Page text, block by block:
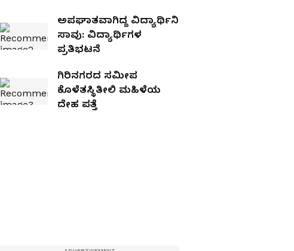
ಅಪಘಾತವಾಗಿದ್ದ ವಿದ್ಯಾರ್ಥಿನಿ
ಸಾವು: ವಿದ್ಯಾರ್ಥಿಗಳ
ಪ್ರತಿಭಟನೆ
ಗಿರಿನಗರದ ಸಮೀಪ
ಕೊಳೆತಸ್ಥಿತೀಲಿ ಮಹಿಳೆಯ
ದೇಹ ಪತ್ತೆ